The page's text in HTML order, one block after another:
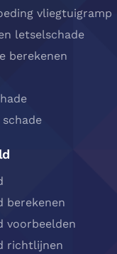
vliegtuigramp
letselschade
berekenen
berekenen
voorbeelden
richtlijnen